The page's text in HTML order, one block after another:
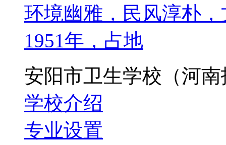
环境幽雅，民风淳朴
1951年，占地
安阳市卫生学校（河
学校介绍
专业设置